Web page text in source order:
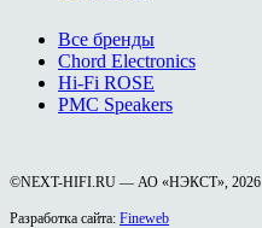
Все бренды
Chord Electronics
Hi-Fi ROSE
PMC Speakers
©NEXT-HIFI.RU — АО «НЭКСТ», 2026
Разработка сайта: Fineweb